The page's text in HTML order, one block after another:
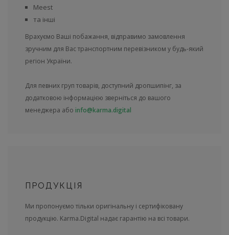
Meest
та інші
Врахуємо Ваші побажання, відправимо замовлення
зручним для Вас транспортним перевізником у будь-який
регіон України.
Для певних груп товарів, доступний дропшипінг, за
додатковою інформацією зверніться до вашого
менеджера або info@karma.digital
ПРОДУКЦІЯ
Ми пропонуємо тільки оригінальну і сертифіковану
продукцію. Karma.Digital надає гарантію на всі товари.